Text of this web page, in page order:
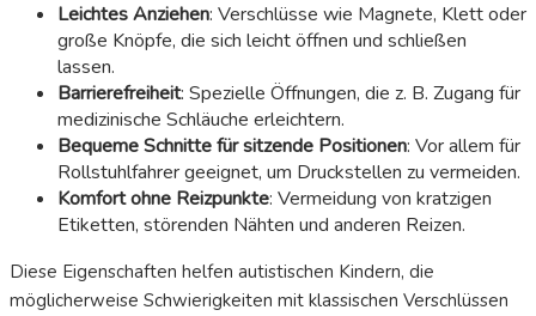
Leichtes Anziehen: Verschlüsse wie Magnete, Klett oder
große Knöpfe, die sich leicht öffnen und schließen
lassen.
Barrierefreiheit: Spezielle Öffnungen, die z. B. Zugang für
medizinische Schläuche erleichtern.
Bequeme Schnitte für sitzende Positionen: Vor allem für
Rollstuhlfahrer geeignet, um Druckstellen zu vermeiden.
Komfort ohne Reizpunkte: Vermeidung von kratzigen
Etiketten, störenden Nähten und anderen Reizen.
Diese Eigenschaften helfen autistischen Kindern, die
möglicherweise Schwierigkeiten mit klassischen Verschlüssen